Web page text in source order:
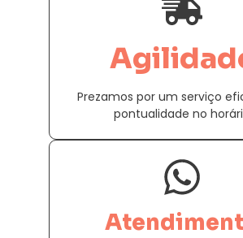
Prezamos por um serviço
pontualidade no